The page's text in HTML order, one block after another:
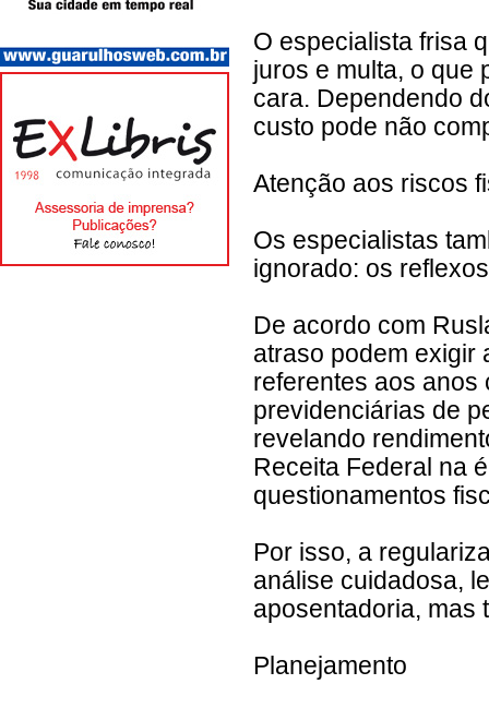
O especialista frisa
juros e multa, o que
cara. Dependendo
custo pode não
Atenção aos riscos
Os especialistas
ignorado: os
De acordo com
atraso podem exigir
referentes aos anos
previdenciárias de
revelando
Receita Federal na
questionamentos
Por isso, a
análise cuidadosa,
aposentadoria, mas
Planejamento